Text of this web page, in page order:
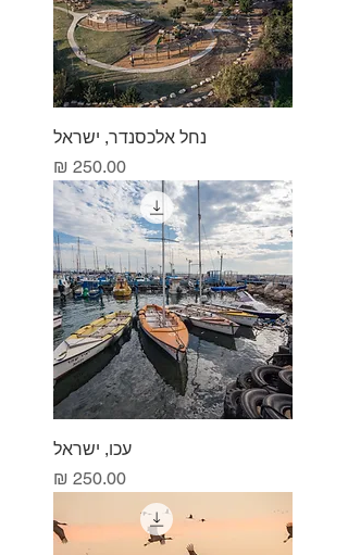
נחל אלכסנדר, ישראל
מחיר
עכו, ישראל
מחיר